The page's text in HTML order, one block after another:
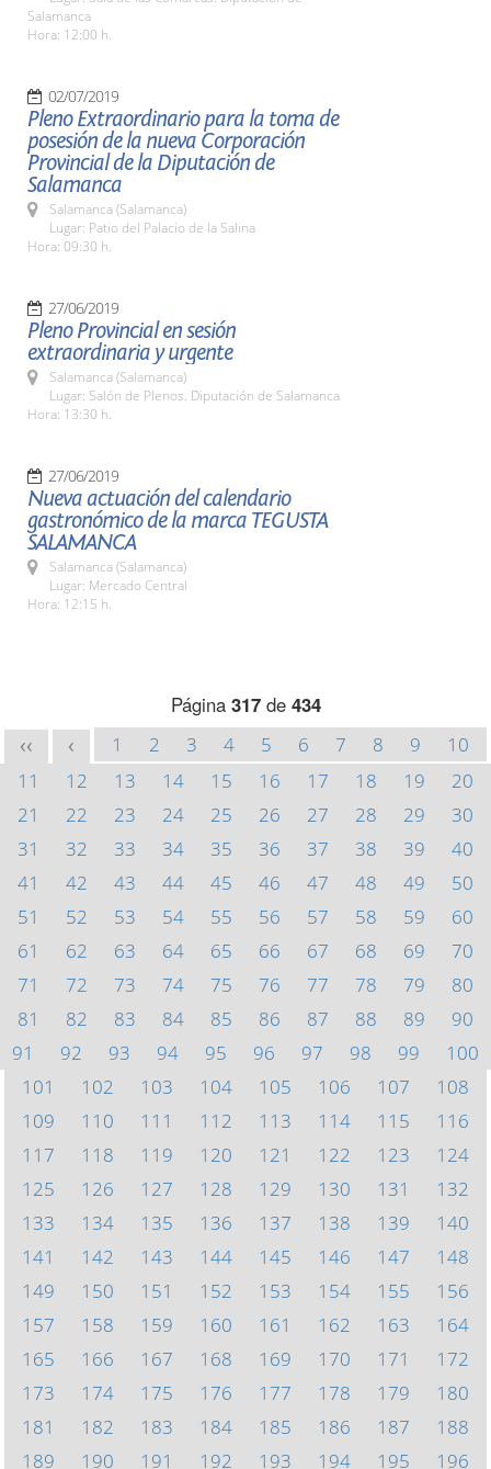
Salamanca
Hora: 12:00 h.
02/07/2019
Pleno Extraordinario para la toma de
posesión de la nueva Corporación
Provincial de la Diputación de
Salamanca
Salamanca (Salamanca)
Lugar: Patio del Palacio de la Salina
Hora: 09:30 h.
27/06/2019
Pleno Provincial en sesión
extraordinaria y urgente
Salamanca (Salamanca)
Lugar: Salón de Plenos. Diputación de Salamanca
Hora: 13:30 h.
27/06/2019
Nueva actuación del calendario
gastronómico de la marca TEGUSTA
SALAMANCA
Salamanca (Salamanca)
Lugar: Mercado Central
Hora: 12:15 h.
Página 317de 434
<< < 1 2 3 4 5 6 7 8 9
10
11
12 13 14 15 16 17 18 19
20
21
22 23 24 25 26 27 28 29
30
31
32 33 34 35 36 37 38 39
40
41
42 43 44 45 46 47 48 49
50
51
52 53 54 55 56 57 58 59
60
61
62 63 64 65 66 67 68 69
70
71
72 73 74 75 76 77 78 79
80
81
82 83 84 85 86 87 88 89
90
91
92 93 94 95 96 97 98 99
100
101
102 103 104 105 106 107
108
109
110 111 112 113 114 115
116
117
118 119 120 121 122 123
124
125
126 127 128 129 130 131
132
133
134 135 136 137 138 139
140
141
142 143 144 145 146 147
148
149
150 151 152 153 154 155
156
157
158 159 160 161 162 163
164
165
166 167 168 169 170 171
172
173
174 175 176 177 178 179
180
181
182 183 184 185 186 187
188
189
190 191 192 193 194 195
196